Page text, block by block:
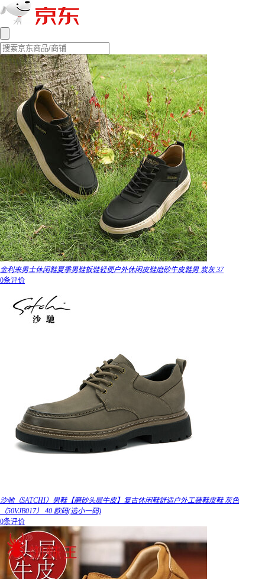
金利来男士休闲鞋夏季男鞋板鞋轻便户外休闲皮鞋磨砂牛皮鞋男 炭灰 37
0条评价
沙驰（SATCHI）男鞋【磨砂头层牛皮】复古休闲鞋舒适户外工装鞋皮鞋 灰色
（50VJB017） 40 欧码(选小一码)
0条评价